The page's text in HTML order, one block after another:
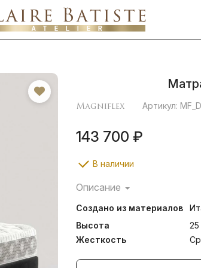
Magniflex Артикул:
143 700 ₽
В наличии
Описание
Матрас Dolce Vita Dual 10
современные материалы
жесткостью, которая
Благодаря технологии
выбирать необходимую
комфорте будет одинаково
Создано из материалов
Высота
Жесткость